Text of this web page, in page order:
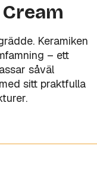
Keramiken
– ett
såväl
sitt praktfulla